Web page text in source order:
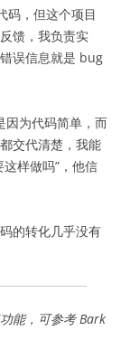
码，但这个项目
馈，我负责实
误信息就是 bug
因为代码简单，而
交代清楚，我能
样做吗”，他信
的转化几乎没有
能，可参考 Bark